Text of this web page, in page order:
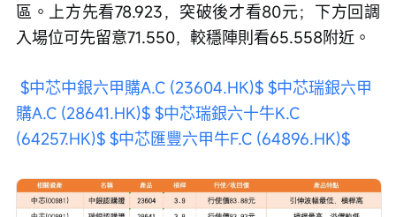
區。上方先看78.923，突破後才看80元；下方回調
入場位可先留意71.550，較穩陣則看65.558附近。
$中芯中銀六甲購A.C (23604.HK)$ $中芯瑞銀六甲
購A.C (28641.HK)$ $中芯瑞銀六十牛K.C
(64257.HK)$ $中芯匯豐六甲牛F.C (64896.HK)$